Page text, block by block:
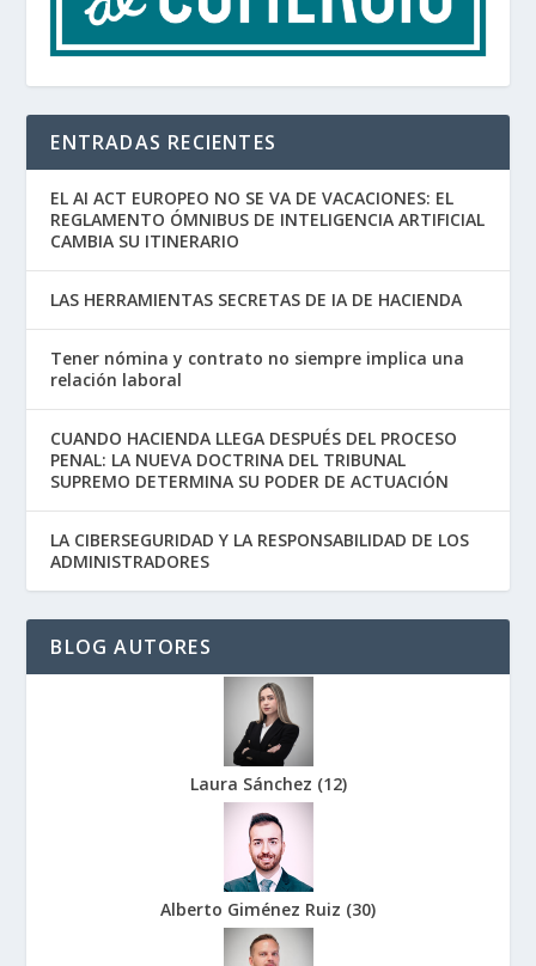
ENTRADAS RECIENTES
EL AI ACT EUROPEO NO SE VA DE VACACIONES: EL
REGLAMENTO ÓMNIBUS DE INTELIGENCIA ARTIFICIAL
CAMBIA SU ITINERARIO
LAS HERRAMIENTAS SECRETAS DE IA DE HACIENDA
Tener nómina y contrato no siempre implica una
relación laboral
CUANDO HACIENDA LLEGA DESPUÉS DEL PROCESO
PENAL: LA NUEVA DOCTRINA DEL TRIBUNAL
SUPREMO DETERMINA SU PODER DE ACTUACIÓN
LA CIBERSEGURIDAD Y LA RESPONSABILIDAD DE LOS
ADMINISTRADORES
BLOG AUTORES
Laura Sánchez (12)
Alberto Giménez Ruiz (30)